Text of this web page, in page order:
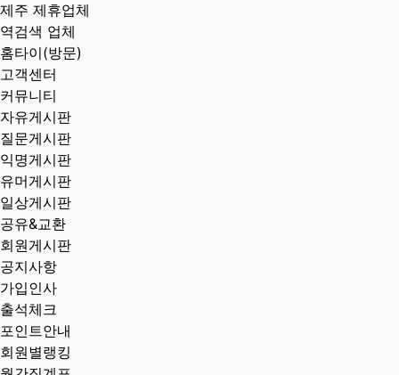
제주 제휴업체
역검색 업체
홈타이(방문)
고객센터
커뮤니티
자유게시판
질문게시판
익명게시판
유머게시판
일상게시판
공유&교환
회원게시판
공지사항
가입인사
출석체크
포인트안내
회원별랭킹